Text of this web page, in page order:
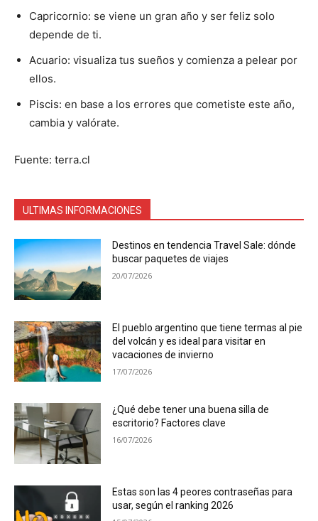
Capricornio: se viene un gran año y ser feliz solo
depende de ti.
Acuario: visualiza tus sueños y comienza a pelear por
ellos.
Piscis: en base a los errores que cometiste este año,
cambia y valórate.
Fuente: terra.cl
ULTIMAS INFORMACIONES
Destinos en tendencia Travel Sale: dónde
buscar paquetes de viajes
20/07/2026
El pueblo argentino que tiene termas al pie
del volcán y es ideal para visitar en
vacaciones de invierno
17/07/2026
¿Qué debe tener una buena silla de
escritorio? Factores clave
16/07/2026
Estas son las 4 peores contraseñas para
usar, según el ranking 2026